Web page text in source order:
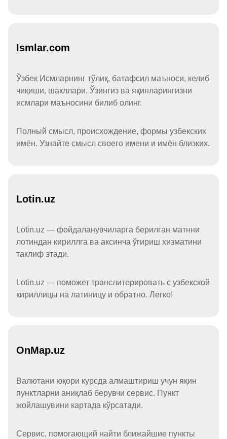
Ismlar.com
Ўзбек Исмларнинг тўлиқ, батафсил маъноси, келиб
чиқиши, шакллари. Ўзингиз ва яқинларингизни
исмлари маъносини билиб олинг.
Полный смысл, происхождение, формы узбекских
имён. Узнайте смысл своего имени и имён близких.
Lotin.uz
Lotin.uz — фойдаланувчиларга берилган матнни
лотиндан кириллга ва аксинча ўгириш хизматини
таклиф этади.
Lotin.uz — поможет транслитерировать с узбекской
кириллицы на латиницу и обратно. Легко!
OnMap.uz
Валютани юқори курсда алмаштириш учун яқин
пунктларни аниқлаб берувчи сервис. Пункт
жойлашувини картада кўрсатади.
Сервис, помогающий найти ближайшие пункты